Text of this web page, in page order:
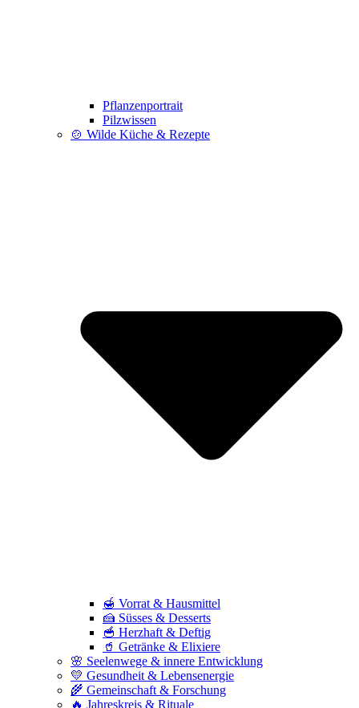
Pflanzenportrait
Pilzwissen
🍲 Wilde Küche & Rezepte
🍯 Vorrat & Hausmittel
🍰 Süsses & Desserts
🥣 Herzhaft & Deftig
🥤 Getränke & Elixiere
🌸 Seelenwege & innere Entwicklung
💛 Gesundheit & Lebensenergie
🌾 Gemeinschaft & Forschung
🔥 Jahreskreis & Rituale